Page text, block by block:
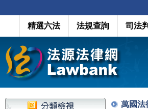
精選六法 法規查詢 司法
萬國法